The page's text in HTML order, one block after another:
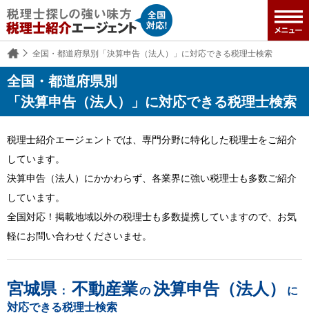
全国・都道府県別「決算申告（法人）」に対応できる税理士検索
全国・都道府県別
「決算申告（法人）」に対応できる税理士検索
税理士紹介エージェントでは、専門分野に特化した税理士をご紹介
しています。
決算申告（法人）にかかわらず、各業界に強い税理士も多数ご紹介
しています。
全国対応！掲載地域以外の税理士も多数提携していますので、お気
軽にお問い合わせくださいませ。
宮城県 ： 不動産業の 決算申告（法人）
に
対応できる税理士検索